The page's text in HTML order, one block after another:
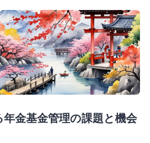
年金基金管理の課題と機会